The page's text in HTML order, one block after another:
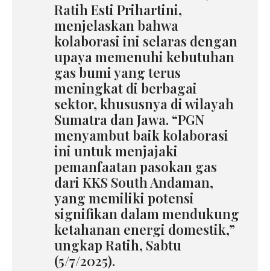
Ratih Esti Prihartini,
menjelaskan bahwa
kolaborasi ini selaras dengan
upaya memenuhi kebutuhan
gas bumi yang terus
meningkat di berbagai
sektor, khususnya di wilayah
Sumatra dan Jawa. “PGN
menyambut baik kolaborasi
ini untuk menjajaki
pemanfaatan pasokan gas
dari KKS South Andaman,
yang memiliki potensi
signifikan dalam mendukung
ketahanan energi domestik,”
ungkap Ratih, Sabtu
(5/7/2025).